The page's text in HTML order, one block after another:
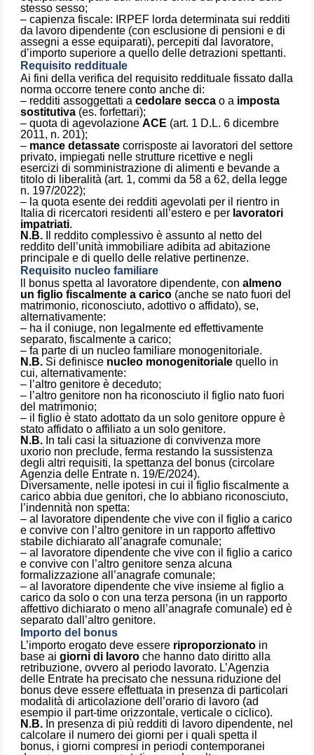
stesso sesso;
– capienza fiscale: IRPEF lorda determinata sui redditi
da lavoro dipendente (con esclusione di pensioni e di
assegni a esse equiparati), percepiti dal lavoratore,
d’importo superiore a quello delle detrazioni spettanti.
Requisito reddituale
Ai fini della verifica del requisito reddituale fissato dalla
norma occorre tenere conto anche di:
– redditi assoggettati acedolare secca o a imposta
sostitutiva (es. forfettari);
– quota di agevolazioneACE (art. 1 D.L. 6 dicembre
2011, n. 201);
– mance detassate corrisposte ai lavoratori del settore
privato, impiegati nelle strutture ricettive e negli
esercizi di somministrazione di alimenti e bevande a
titolo di liberalità (art. 1, commi da 58 a 62, della legge
n. 197/2022);
– la quota esente dei redditi agevolati per il rientro in
Italia di ricercatori residenti all’estero e per lavoratori
impatriati.
N.B. Il reddito complessivo è assunto al netto del
reddito dell’unità immobiliare adibita ad abitazione
principale e di quello delle relative pertinenze.
Requisito nucleo familiare
ll bonus spetta al lavoratore dipendente, conalmeno
un figlio fiscalmente a carico (anche se nato fuori del
matrimonio, riconosciuto, adottivo o affidato), se,
alternativamente:
– ha il coniuge, non legalmente ed effettivamente
separato, fiscalmente a carico;
– fa parte di un nucleo familiare monogenitoriale.
N.B. Si definisce nucleo monogenitoriale quello in
cui, alternativamente:
– l’altro genitore è deceduto;
– l’altro genitore non ha riconosciuto il figlio nato fuori
del matrimonio;
– il figlio è stato adottato da un solo genitore oppure è
stato affidato o affiliato a un solo genitore.
N.B. In tali casi la situazione di convivenza more
uxorio non preclude, ferma restando la sussistenza
degli altri requisiti, la spettanza del bonus (circolare
Agenzia delle Entrate n. 19/E/2024).
Diversamente, nelle ipotesi in cui il figlio fiscalmente a
carico abbia due genitori, che lo abbiano riconosciuto,
l’indennità non spetta:
– al lavoratore dipendente che vive con il figlio a carico
e convive con l’altro genitore in un rapporto affettivo
stabile dichiarato all’anagrafe comunale;
– al lavoratore dipendente che vive con il figlio a carico
e convive con l’altro genitore senza alcuna
formalizzazione all’anagrafe comunale;
– al lavoratore dipendente che vive insieme al figlio a
carico da solo o con una terza persona (in un rapporto
affettivo dichiarato o meno all’anagrafe comunale) ed è
separato dall’altro genitore.
Importo del bonus
L’importo erogato deve essere riproporzionato in
base aigiorni di lavoro che hanno dato diritto alla
retribuzione, ovvero al periodo lavorato. L’Agenzia
delle Entrate ha precisato che nessuna riduzione del
bonus deve essere effettuata in presenza di particolari
modalità di articolazione dell’orario di lavoro (ad
esempio il part-time orizzontale, verticale o ciclico).
N.B. In presenza di più redditi di lavoro dipendente, nel
calcolare il numero dei giorni per i quali spetta il
bonus, i giorni compresi in periodi contemporanei